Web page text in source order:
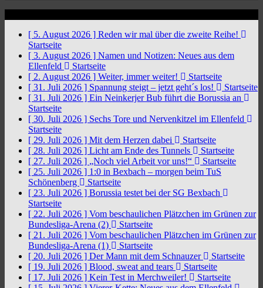
[ 5. August 2026 ] Reden wir mal über die zweite Reihe!
Startseite
[ 3. August 2026 ] Namen und Notizen: Neues aus dem
Ellenfeld
Startseite
[ 2. August 2026 ] Weiter, immer weiter!
Startseite
[ 31. Juli 2026 ] Spannung steigt – jetzt geht´s los!
Startseite
[ 31. Juli 2026 ] Ein Neinkerjer Bub führt die Borussia an
Startseite
[ 30. Juli 2026 ] Sechs Tore und Nervenkitzel im Ellenfeld
Startseite
[ 29. Juli 2026 ] Mit dem Herzen dabei
Startseite
[ 28. Juli 2026 ] Licht am Ende des Tunnels
Startseite
[ 27. Juli 2026 ] „Noch viel Arbeit vor uns!“
Startseite
[ 25. Juli 2026 ] 1:0 in Bexbach – morgen beim TuS
Schönenberg
Startseite
[ 23. Juli 2026 ] Borussia testet bei der SG Bexbach
Startseite
[ 22. Juli 2026 ] Vom beschaulichen Plätzchen im Grünen zur
Bundesliga-Arena (2)
Startseite
[ 21. Juli 2026 ] Vom beschaulichen Plätzchen im Grünen zur
Bundesliga-Arena (1)
Startseite
[ 20. Juli 2026 ] Der Mann mit dem Schnauzer
Startseite
[ 19. Juli 2026 ] Blood, sweat and tears
Startseite
[ 17. Juli 2026 ] Kein Test in Merchweiler!
Startseite